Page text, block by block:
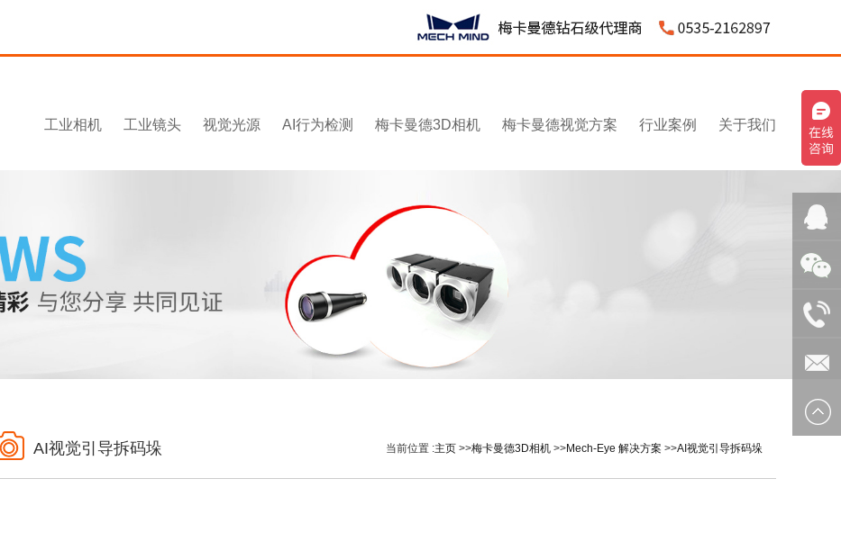
工业相机 工业镜头 视觉光源 AI行为检测 梅卡曼德3D相机 梅卡曼德视觉方案 行业案例 关于我们
AI视觉引导拆码垛 当前位置 :主页 >>梅卡曼德3D相机 >>Mech-Eye 解决方案 >>AI视觉引导拆码垛
QQ客
服：
微信：
电话：
0535-
邮箱：